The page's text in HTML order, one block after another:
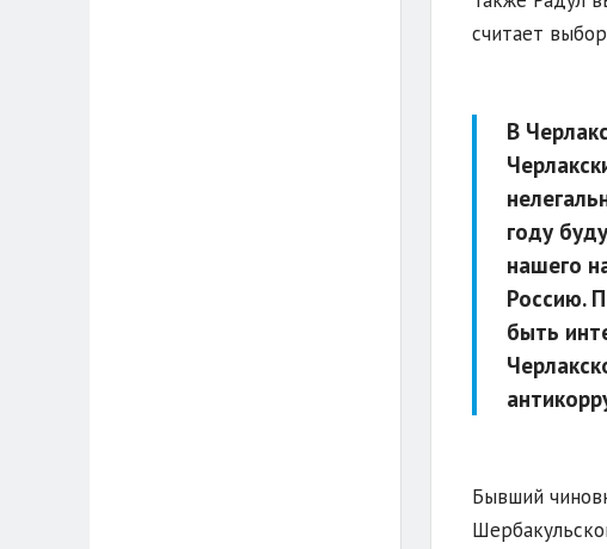
считает
В
году
нашего
Россию.
быть
Бывший